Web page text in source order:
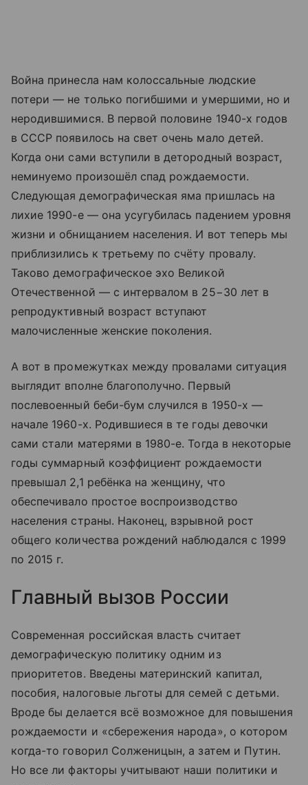
Война принесла нам колоссальные людские
потери — не только погибшими и умершими, но и
неродившимися. В первой половине 1940-х годов
в СССР появилось на свет очень мало детей.
Когда они сами вступили в детородный возраст,
неминуемо произошёл спад рождаемости.
Следующая демографическая яма пришлась на
лихие 1990-е — она усугубилась падением уровня
жизни и обнищанием населения. И вот теперь мы
приблизились к третьему по счёту провалу.
Таково демографическое эхо Великой
Отечественной — с интервалом в 25−30 лет в
репродуктивный возраст вступают
малочисленные женские поколения.
А вот в промежутках между провалами ситуация
выглядит вполне благополучно. Первый
послевоенный беби-бум случился в 1950-х —
начале 1960-х. Родившиеся в те годы девочки
сами стали матерями в 1980-е. Тогда в некоторые
годы суммарный коэффициент рождаемости
превышал 2,1 ребёнка на женщину, что
обеспечивало простое воспроизводство
населения страны. Наконец, взрывной рост
общего количества рождений наблюдался с 1999
по 2015 г.
Главный вызов России
Современная российская власть считает
демографическую политику одним из
приоритетов. Введены материнский капитал,
пособия, налоговые льготы для семей с детьми.
Вроде бы делается всё возможное для повышения
рождаемости и «сбережения народа», о котором
когда-то говорил Солженицын, а затем и Путин.
Но все ли факторы учитывают наши политики и